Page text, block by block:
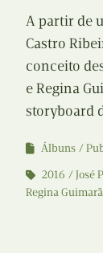
A partir de
Castro
conceito
e Regina
storyboard
Álbuns
2016
José
Regina